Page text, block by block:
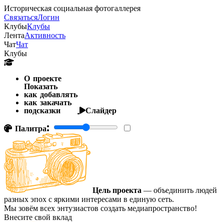
Историческая социальная фотогаллерея
СвязатьсяЛогин
КлубыКлубы
ЛентаАктивность
ЧатЧат
Клубы
О проекте
Показать
как добавлять
как закачать
подсказки
Слайдер
Палитра:
Цель проекта — объединить людей
разных эпох с яркими интересами в единую сеть.
Мы зовём всех энтузиастов создать медиапространство!
Внесите свой вклад